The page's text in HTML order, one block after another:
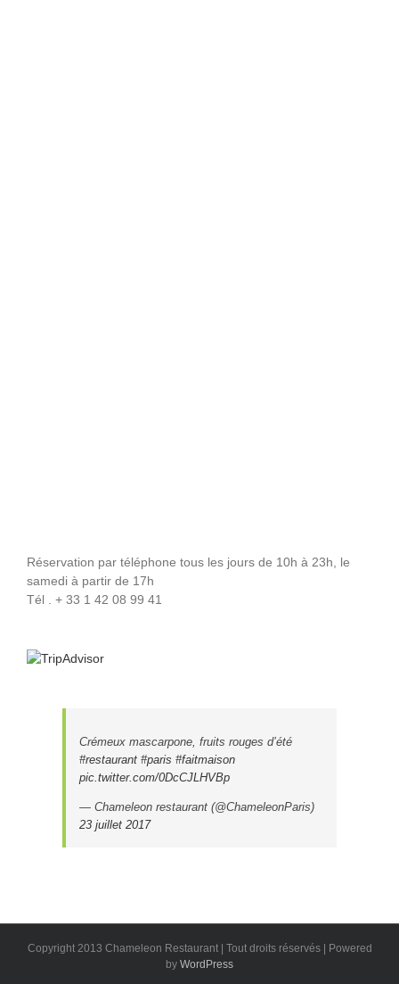
Réservation par téléphone tous les jours de 10h à 23h, le
samedi à partir de 17h
Tél . + 33 1 42 08 99 41
Crémeux mascarpone, fruits rouges d’été
#restaurant #paris #faitmaison
pic.twitter.com/0DcCJLHVBp
— Chameleon restaurant (@ChameleonParis)
23 juillet 2017
Copyright 2013 Chameleon Restaurant | Tout droits réservés | Powered
by WordPress